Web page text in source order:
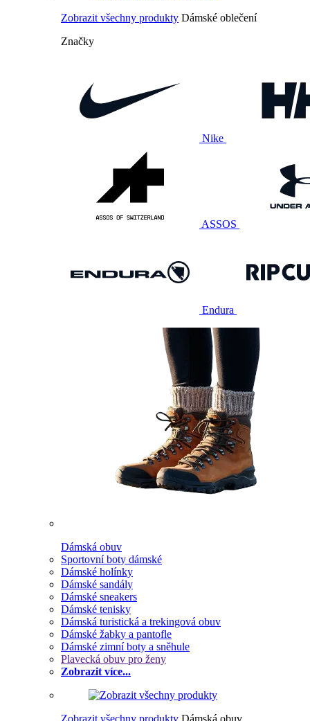
Zobrazit všechny produkty Dámské oblečení
Značky
Nike
ASSOS
Endura
Dámská obuv
Sportovní boty dámské
Dámské holínky
Dámské sandály
Dámské sneakers
Dámské tenisky
Dámská turistická a trekingová obuv
Dámské žabky a pantofle
Dámské zimní boty a sněhule
Plavecká obuv pro ženy
Zobrazit více...
Zobrazit všechny produkty Dámská obuv